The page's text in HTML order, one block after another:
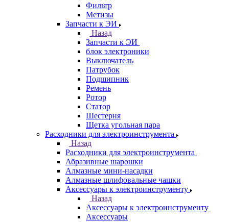
Фильтр
Метизы
Запчасти к ЭИ
Назад
Запчасти к ЭИ
блок электроники
Выключатель
Патрубок
Подшипник
Ремень
Ротор
Статор
Шестерня
Щетка угольная пара
Расходники для электроинструмента
Назад
Расходники для электроинструмента
Абразивные шарошки
Алмазные мини-насадки
Алмазные шлифовальные чашки
Аксессуары к электроинструменту
Назад
Аксессуары к электроинструменту
Аксессуары